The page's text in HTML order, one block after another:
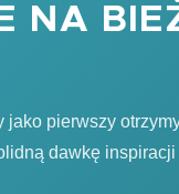
NA
jako pierwszy
dawkę